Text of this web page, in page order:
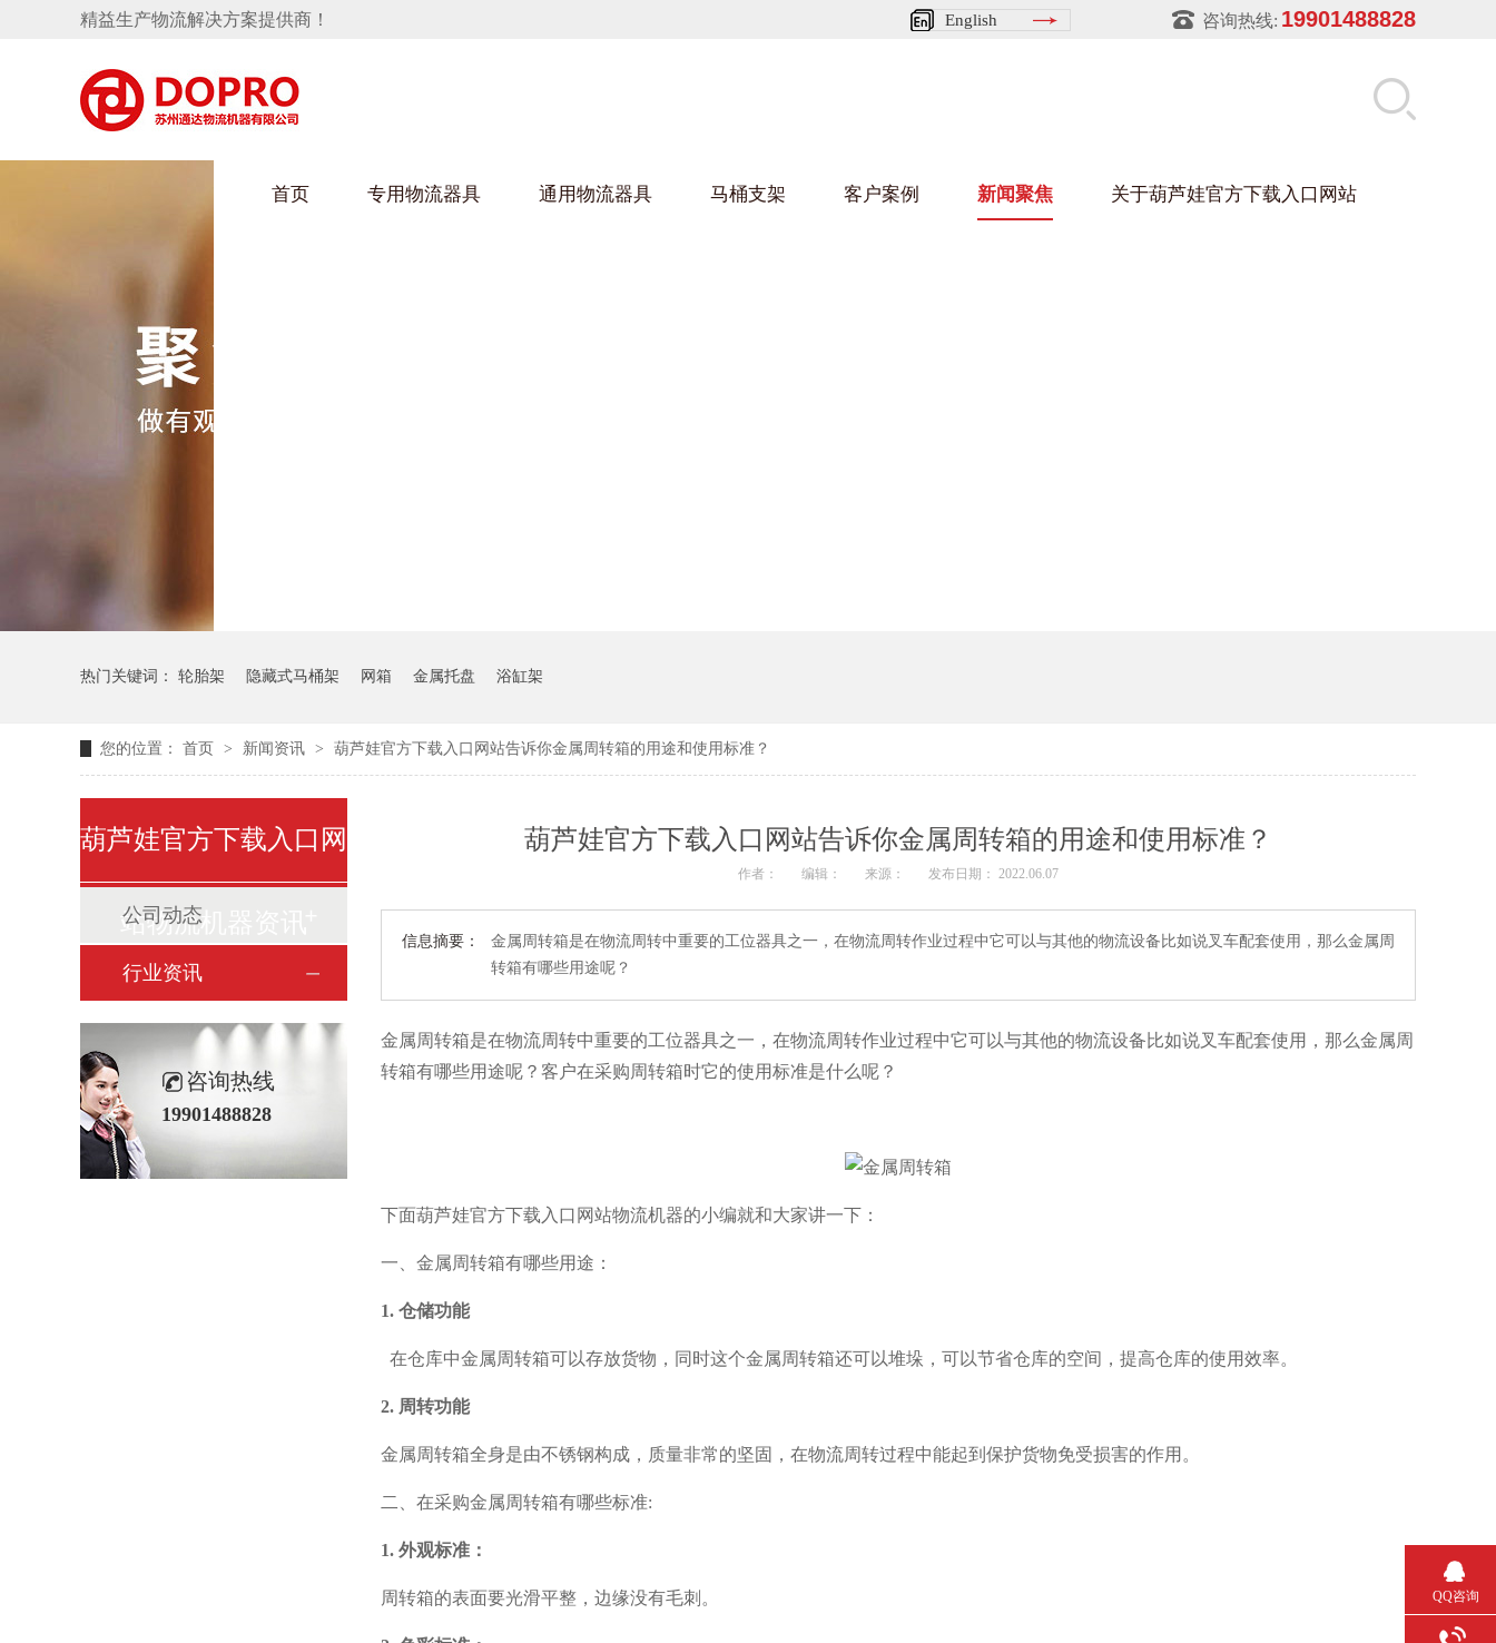
咨询热线: 19901488828
English
精益生产物流解决方案提供商！
首页 专用物流器具
保险杠料架
消声器料架
通用物流器具 马桶支架 客户案例
汽车行业
新闻聚焦 关于葫芦娃官方下载入口网站
热门关键词： 轮胎架 隐藏式马桶架 网箱 金属托盘 浴缸架
您的位置： 首页 > 新闻资讯 > 葫芦娃官方下载入口网站告诉你金属周转箱的用途和使用标准？
葫芦娃官方下载入口网站告诉你金属周转箱的用途和使用标准？
作者： 编辑： 来源： 发布日期： 2022.06.07
信息摘要：
金属周转箱是在物流周转中重要的工位器具之一，在物流周转作业过程中它可以与其他的物流设备比如说叉车配套使用，那么金属周
转箱有哪些用途呢？
金属周转箱是在物流周转中重要的工位器具之一，在物流周转作业过程中它可以与其他的物流设备比如说叉车配套使用，那么金属周
转箱有哪些用途呢？客户在采购周转箱时它的使用标准是什么呢？
下面葫芦娃官方下载入口网站物流机器的小编就和大家讲一下：
一、金属周转箱有哪些用途：
1. 仓储功能
在仓库中金属周转箱可以存放货物，同时这个金属周转箱还可以堆垛，可以节省仓库的空间，提高仓库的使用效率。
2. 周转功能
金属周转箱全身是由不锈钢构成，质量非常的坚固，在物流周转过程中能起到保护货物免受损害的作用。
二、 在采购金属周转箱有哪些标准:
1. 外观标准：
周转箱的表面要光滑平整，边缘没有毛刺。
葫芦娃官方下载入口网
站物流机器资讯
公司动态
行业资讯
咨询热线
19901488828
QQ咨询